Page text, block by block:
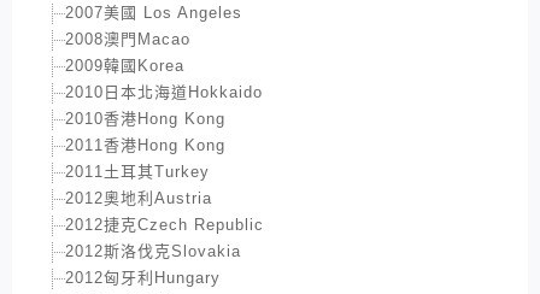
2007美國 Los Angeles
2008澳門Macao
2009韓國Korea
2010日本北海道Hokkaido
2010香港Hong Kong
2011香港Hong Kong
2011土耳其Turkey
2012奧地利Austria
2012捷克Czech Republic
2012斯洛伐克Slovakia
2012匈牙利Hungary